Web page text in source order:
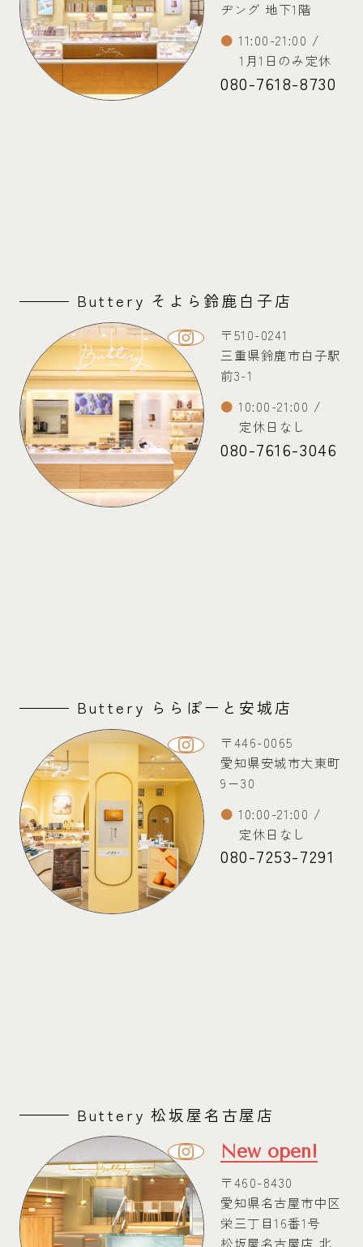
ヂング 地下1階
11:00-21:00 /
1月1日のみ定休
080-7618-8730
Buttery そよら鈴鹿白子店
〒510-0241
三重県鈴鹿市白子駅
前3-1
10:00-21:00 /
定休日なし
080-7616-3046
Buttery ららぽーと安城店
〒446-0065
愛知県安城市大東町
9−30
10:00-21:00 /
定休日なし
080-7253-7291
Buttery 松坂屋名古屋店
New open!
〒460-8430
愛知県名古屋市中区
栄三丁目16番1号
松坂屋名古屋店 北